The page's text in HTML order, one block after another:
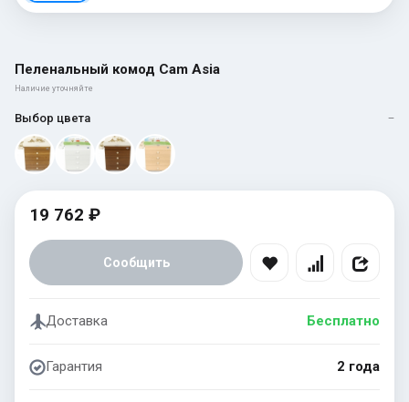
Пеленальный комод Cam Asia
Наличие уточняйте
Выбор цвета —
19 762 ₽
Сообщить
Доставка Бесплатно
Гарантия 2 года